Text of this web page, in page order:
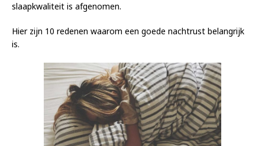
slaapkwaliteit is afgenomen.
Hier zijn 10 redenen waarom een ​​goede nachtrust belangrijk
is.